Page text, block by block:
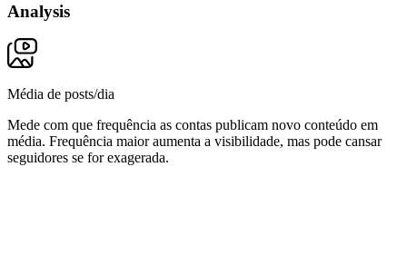
Analysis
Média de posts/dia
Mede com que frequência as contas publicam novo conteúdo em
média. Frequência maior aumenta a visibilidade, mas pode cansar
seguidores se for exagerada.